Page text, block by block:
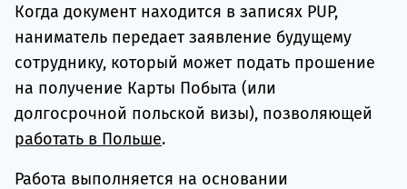
Когда документ находится в записях PUP,
наниматель передает заявление будущему
сотруднику, который может подать прошение
на получение Карты Побыта (или
долгосрочной польской визы), позволяющей
работать в Польше.
Работа выполняется на основании